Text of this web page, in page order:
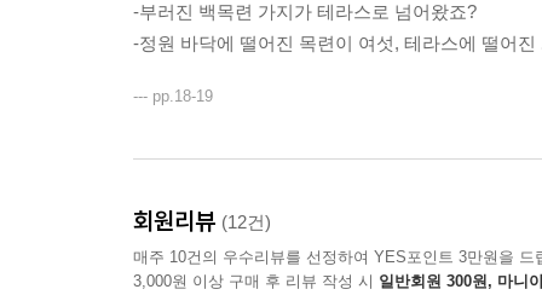
-부러진 백목련 가지가 테라스로 넘어왔죠?
-정원 바닥에 떨어진 목련이 여섯, 테라스에 떨어진
--- pp.18-19
회원리뷰 (12건)
매주 10건의 우수리뷰를 선정하여 YES포인트 3만원을 드
3,000원 이상 구매 후 리뷰 작성 시 일반회원 300원, 마니